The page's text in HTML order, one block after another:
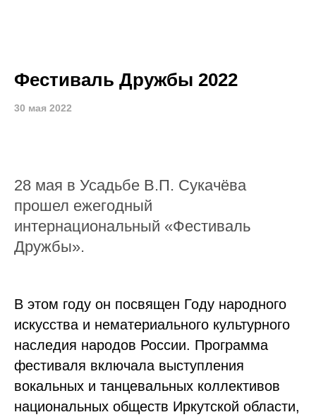
Фестиваль Дружбы 2022
30 мая 2022
28 мая в Усадьбе В.П. Сукачёва
прошел ежегодный
интернациональный «Фестиваль
Дружбы».
В этом году он посвящен Году народного
искусства и нематериального культурного
наследия народов России. Программа
фестиваля включала выступления
вокальных и танцевальных коллективов
национальных обществ Иркутской области,